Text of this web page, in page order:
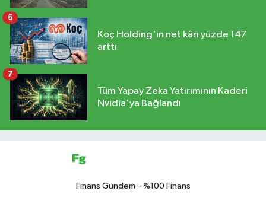
Koç Holding'in net kârı yüzde 147
arttı
6
Tüm Yapay Zeka Yatırımının Kaderi
Nvidia'ya Bağlandı
7
Finans Gundem – %100 Finans